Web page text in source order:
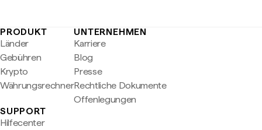
PRODUKT
Länder
Gebühren
Krypto
Währungsrechner
UNTERNEHMEN
Karriere
Blog
Presse
Rechtliche Dokumente
Offenlegungen
SUPPORT
Hilfecenter